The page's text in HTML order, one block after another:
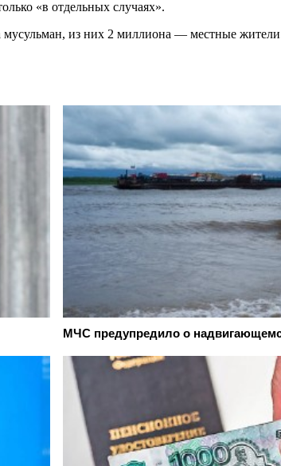
«в отдельных случаях».
из них 2 миллиона — местные
МЧС предупредило о